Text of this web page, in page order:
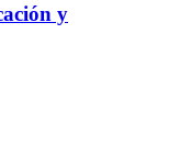
y